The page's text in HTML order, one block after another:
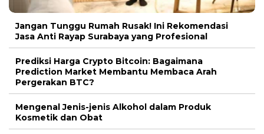
Jangan Tunggu Rumah Rusak! Ini Rekomendasi
Jasa Anti Rayap Surabaya yang Profesional
Prediksi Harga Crypto Bitcoin: Bagaimana
Prediction Market Membantu Membaca Arah
Pergerakan BTC?
Mengenal Jenis-jenis Alkohol dalam Produk
Kosmetik dan Obat